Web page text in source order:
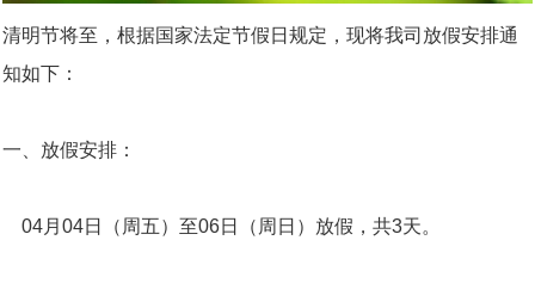
清明节将至，根据国家法定节假日规定，现将我司放假安排通
知如下：
一、放假安排：
04月04日（周五）至06日（周日）放假，共3天。